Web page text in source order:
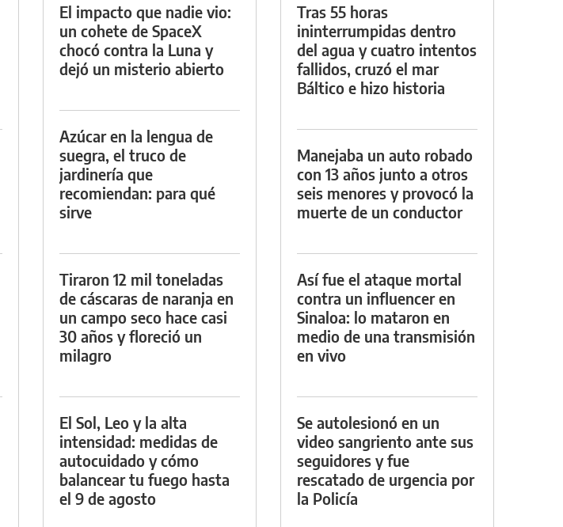
El impacto que nadie vio:
un cohete de SpaceX
chocó contra la Luna y
dejó un misterio abierto
Azúcar en la lengua de
suegra, el truco de
jardinería que
recomiendan: para qué
sirve
Tiraron 12 mil toneladas
de cáscaras de naranja en
un campo seco hace casi
30 años y floreció un
milagro
El Sol, Leo y la alta
intensidad: medidas de
autocuidado y cómo
balancear tu fuego hasta
el 9 de agosto
Tras 55 horas
ininterrumpidas dentro
del agua y cuatro intentos
fallidos, cruzó el mar
Báltico e hizo historia
Manejaba un auto robado
con 13 años junto a otros
seis menores y provocó la
muerte de un conductor
Así fue el ataque mortal
contra un influencer en
Sinaloa: lo mataron en
medio de una transmisión
en vivo
Se autolesionó en un
video sangriento ante sus
seguidores y fue
rescatado de urgencia por
la Policía